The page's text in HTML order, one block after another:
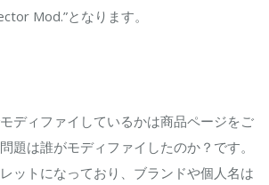
Mod.”となります。
ディファイしているかは商品ページをご
題は誰がモディファイしたのか？です。
ットになっており、ブランドや個人名は